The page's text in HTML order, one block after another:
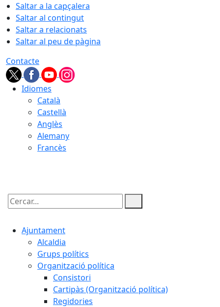
Saltar a la capçalera
Saltar al contingut
Saltar a relacionats
Saltar al peu de pàgina
Contacte
Idiomes
Català
Castellà
Anglès
Alemany
Francès
Cercar:
Ajuntament
Alcaldia
Grups polítics
Organització política
Consistori
Cartipàs (Organització política)
Regidories